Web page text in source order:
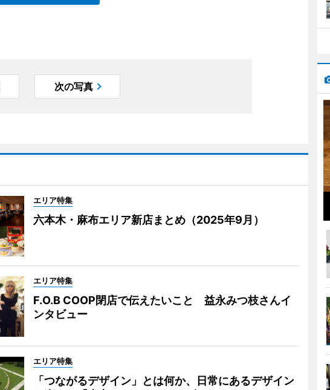
次の写真
エリア特集
六本木・麻布エリア新店まとめ（2025年9月）
エリア特集
F.O.B COOP閉店で伝えたいこと 益永みつ枝さんイ
ンタビュー
エリア特集
「つながるデザイン」とは何か、日常にあるデザイン